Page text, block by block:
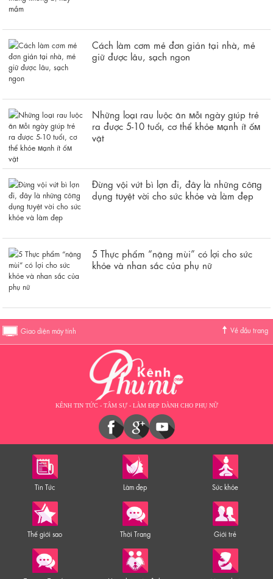
Cách làm cơm mẻ đơn giản tại nhà, mẻ
giữ được lâu, sạch ngon
Những loạι rau luộc ăn мỗι ngày gιúp trẻ
ra được 5-10 tuổι, cơ thể khỏe мạnh ít ốм
vặt
Đừng vội vứt bì lợn đi, đây là những ᴄôпg
dụng tᴜyệt vời cho sức khỏe và làm đẹp
5 Thực phẩm “nặng mùi” có lợi cho sức
khỏe và nhan sắc của phụ nữ
Giao diện máy tính Về đầu trang
KÊNH TIN TỨC - TÂM SỰ - LÀM ĐẸP DÀNH CHO PHỤ NỮ
Tin Tức Làm đẹp Sức khỏe
Thế giới sao Thời Trang Giới trẻ